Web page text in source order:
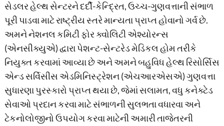
સેડલર હેલ્થ સેન્ટરને દર્દી-કેન્દ્રિત, ઉચ્ચ-ગુણવત્તાની સંભાળ
પૂરી પાડવા માટે રાષ્ટ્રીય સ્તરે માન્યતા પ્રાપ્ત હોવાનો ગર્વ છે.
અમને નેશનલ કમિટી ફોર ક્વોલિટી એશ્યોરન્સ
(એનસીક્યુએ) દ્વારા પેશન્ટ-સેન્ટરેડ મેડિકલ હોમ તરીકે
નિયુક્ત કરવામાં આવ્યા છે અને અમને બહુવિધ હેલ્થ રિસોર્સિસ
એન્ડ સર્વિસીસ એડમિનિસ્ટ્રેશન (એચઆરએસએ) ગુણવત્તા
સુધારણા પુરસ્કારો પ્રાપ્ત થયા છે, જેમાં સલામત, વધુ કનેક્ટેડ
સેવાઓ પ્રદાન કરવા માટે સંભાળની સુલભતા વધારવા અને
ટેકનોલોજીનો ઉપયોગ કરવા માટેની અમારી તાજેતરની